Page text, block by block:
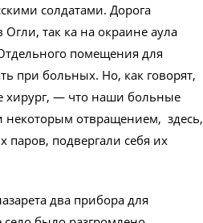
солдатами. Дорога
так ка на окраине аула
помещения для
при больных. Но, как говорят,
хирург, — чтo наши больные
некоторым отвращением, здесь,
подвергали себя их
два прибора для